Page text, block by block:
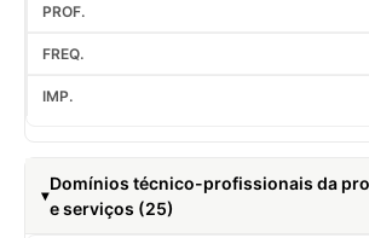
Domínios técnico-profissionais da
e serviços (25)